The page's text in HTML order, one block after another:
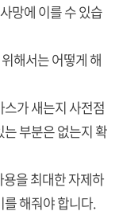
망에 이를 수 있습
해서는 어떻게 해
가 새는지 사전점
부분은 없는지 확
을 최대한 자제하
해줘야 합니다.